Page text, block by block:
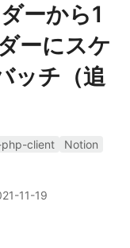
ーから1
ーにスケ
ッチ（追
client
Notion
11-19